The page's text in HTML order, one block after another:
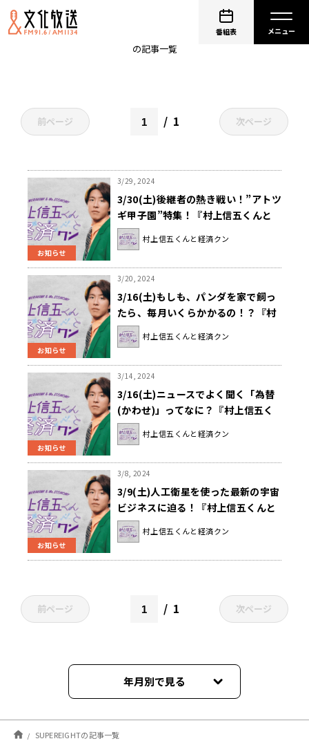
番組表
の記事一覧
前ページ 1 次ページ
お知らせ
3/29, 2024
3/30(土)後継者の熱き戦い！”アトツ
ギ甲子園”特集！『村上信五くんと
経済クン』
村上信五くんと経済クン
お知らせ
3/20, 2024
3/16(土)もしも、パンダを家で飼っ
たら、毎月いくらかかるの！？『村
上信五くんと経済クン』
村上信五くんと経済クン
お知らせ
3/14, 2024
3/16(土)ニュースでよく聞く「為替
(かわせ)」ってなに？『村上信五く
んと経済クン』
村上信五くんと経済クン
お知らせ
3/8, 2024
3/9(土)人工衛星を使った最新の宇宙
ビジネスに迫る！『村上信五くんと
経済クン』
村上信五くんと経済クン
前ページ 1 次ページ
年月別で見る
2024年04月
SUPEREIGHTの記事一覧